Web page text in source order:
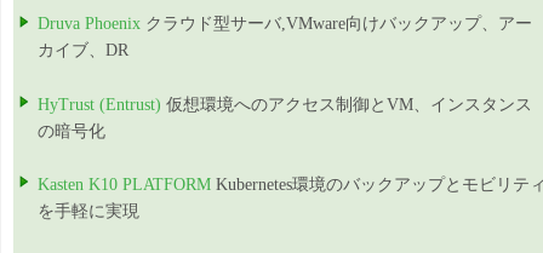
Druva Phoenix クラウド型サーバ,VMware向けバックアップ、アー
カイブ、DR
HyTrust (Entrust) 仮想環境へのアクセス制御とVM、インスタンス
の暗号化
Kasten K10 PLATFORM Kubernetes環境のバックアップとモビリテ
を手軽に実現